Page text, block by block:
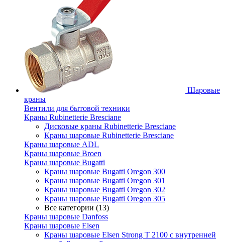
Шаровые
краны
Вентили для бытовой техники
Краны Rubinetterie Bresciane
Дисковые краны Rubinetterie Bresciane
Краны шаровые Rubinetterie Bresciane
Краны шаровые ADL
Краны шаровые Broen
Краны шаровые Bugatti
Краны шаровые Bugatti Oregon 300
Краны шаровые Bugatti Oregon 301
Краны шаровые Bugatti Oregon 302
Краны шаровые Bugatti Oregon 305
Все категории (13)
Краны шаровые Danfoss
Краны шаровые Elsen
Краны шаровые Elsen Strong T 2100 с внутренней